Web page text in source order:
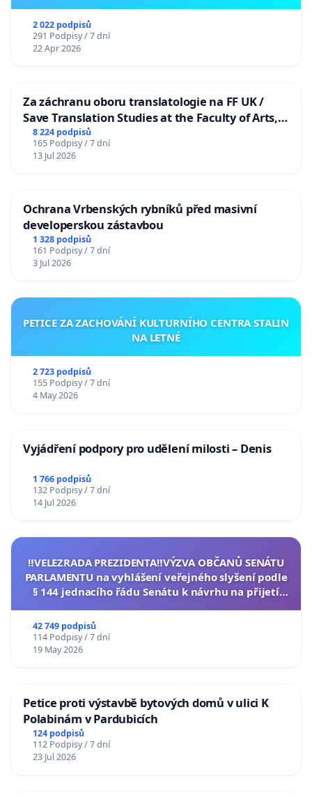
2 022 podpisů
291 Podpisy / 7 dní
22 Apr 2026
Za záchranu oboru translatologie na FF UK /
Save Translation Studies at the Faculty of Arts,
Charles University
8 224 podpisů
165 Podpisy / 7 dní
13 Jul 2026
Ochrana Vrbenských rybníků před masivní
developerskou zástavbou
1 328 podpisů
161 Podpisy / 7 dní
3 Jul 2026
PETICE ZA ZACHOVÁNÍ KULTURNÍHO CENTRA STALIN
NA LETNÉ
2 723 podpisů
155 Podpisy / 7 dní
4 May 2026
Vyjádření podpory pro udělení milosti – Denis
1 766 podpisů
132 Podpisy / 7 dní
14 Jul 2026
‼️VELEZRADA PREZIDENTA‼️VÝZVA OBČANŮ SENÁTU
PARLAMENTU na vyhlášení veřejného slyšení podle
§ 144 jednacího řádu Senátu k návrhu na přijetí
42 749 podpisů
114 Podpisy / 7 dní
19 May 2026
Petice proti výstavbě bytových domů v ulici K
Polabinám v Pardubicích
124 podpisů
112 Podpisy / 7 dní
23 Jul 2026